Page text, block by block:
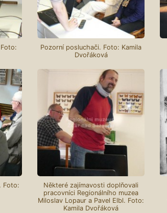
Pozorní posluchači. Foto: Kamila
Dvořáková
Foto:
Některé zajímavosti doplňovali
pracovníci Regionálního muzea
Miloslav Lopaur a Pavel Elbl. Foto:
Kamila Dvořáková